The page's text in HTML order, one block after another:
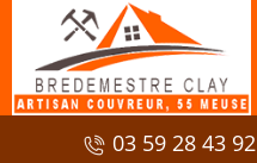
03 59 28 43 92